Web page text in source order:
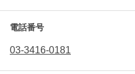
電話番号
03-3416-0181